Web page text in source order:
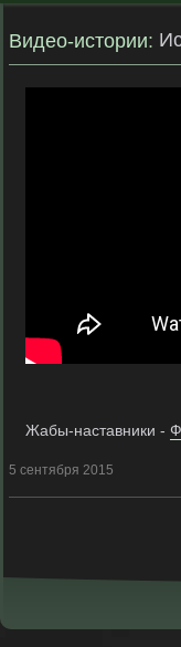
Видео-истории:
Жабы-наставники -
5 сентября 2015